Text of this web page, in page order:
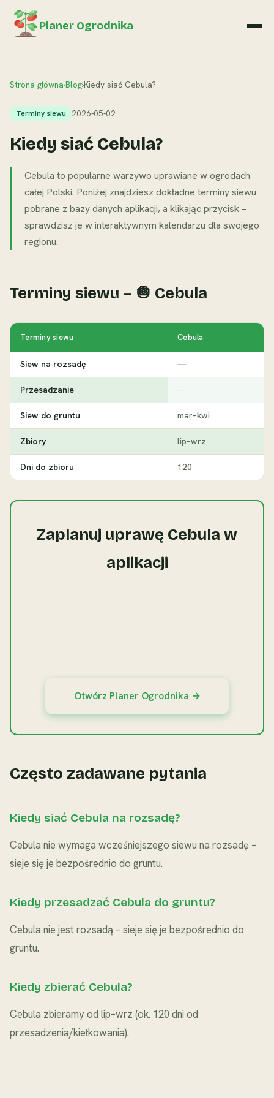
Planer Ogrodnika
Strona główna›Blog›Kiedy siać Cebula?
Terminy siewu 2026-05-02
Kiedy siać Cebula?
Cebula to popularne warzywo uprawiane w ogrodach
całej Polski. Poniżej znajdziesz dokładne terminy siewu
pobrane z bazy danych aplikacji, a klikając przycisk –
sprawdzisz je w interaktywnym kalendarzu dla swojego
regionu.
Terminy siewu – 🧅 Cebula
Terminy siewu Cebula
Siew na rozsadę —
Przesadzanie —
Siew do gruntu mar–kwi
Zbiory lip–wrz
Dni do zbioru 120
Zaplanuj uprawę Cebula w
aplikacji
Otwórz Planer Ogrodnika →
Często zadawane pytania
Kiedy siać Cebula na rozsadę?
Cebula nie wymaga wcześniejszego siewu na rozsadę –
sieje się je bezpośrednio do gruntu.
Kiedy przesadzać Cebula do gruntu?
Cebula nie jest rozsadą – sieje się je bezpośrednio do
gruntu.
Kiedy zbierać Cebula?
Cebula zbieramy od lip–wrz (ok. 120 dni od
przesadzenia/kiełkowania).